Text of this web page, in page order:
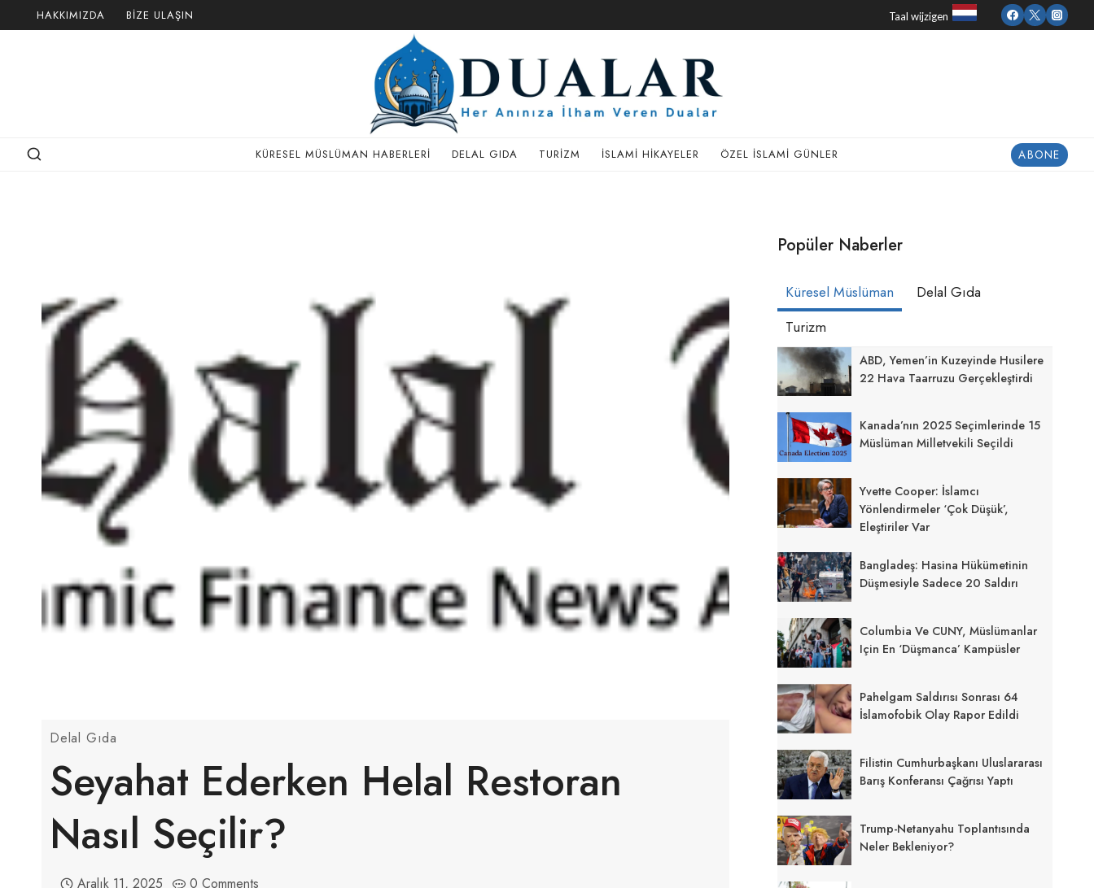
to
HAKKIMIZDA BIZE ULAŞIN Taal wijzigen
KÜRESEL MÜSLÜMAN HABERLERI DELAL GIDA TURIZM İSLAMI HIKAYELER ÖZEL İSLAMI GÜNLER ABONE
Delal Gıda
Seyahat Ederken Helal Restoran
Nasıl Seçilir?
Aralık 11, 2025 0 Comments
Popüler Naberler
Küresel Müslüman
Delal Gıda
Turizm
ABD, Yemen’in Kuzeyinde Husilere
22 Hava Taarruzu Gerçekleştirdi
Kanada’nın 2025 Seçimlerinde 15
Müslüman Milletvekili Seçildi
Yvette Cooper: İslamcı
Yönlendirmeler ‘çok Düşük’,
Eleştiriler Var
Bangladeş: Hasina Hükümetinin
Düşmesiyle Sadece 20 Saldırı
Columbia Ve CUNY, Müslümanlar
Için En ‘düşmanca’ Kampüsler
Pahelgam Saldırısı Sonrası 64
İslamofobik Olay Rapor Edildi
Filistin Cumhurbaşkanı Uluslararası
Barış Konferansı Çağrısı Yaptı
Trump-Netanyahu Toplantısında
Neler Bekleniyor?